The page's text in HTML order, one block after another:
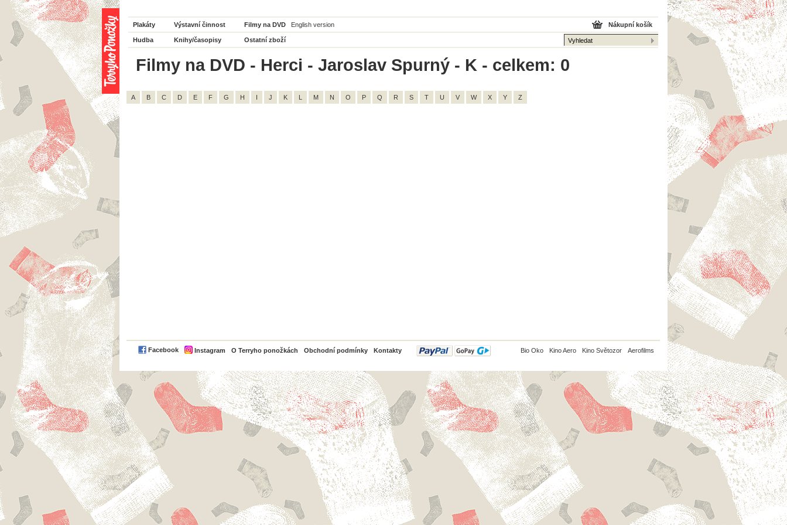
Plakáty Výstavní činnost Filmy na DVD English version
Hudba Knihy/časopisy Ostatní zboží
Nákupní košík
Filmy na DVD - Herci - Jaroslav Spurný - K - celkem: 0
A B C D E F G H I J K L M N O P Q R S T U V W X Y Z
Facebook Instagram O Terryho ponožkách Obchodní podmínky Kontakty
PayPal Bio Oko Kino Aero Kino Světozor Aerofilms